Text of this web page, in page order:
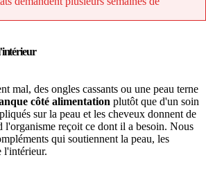
mal, des ongles cassants ou une peau terne
côté alimentation plutôt que d'un soin
sur la peau et les cheveux donnent de
l'organisme reçoit ce dont il a besoin. Nous
qui soutiennent la peau, les
l'intérieur.